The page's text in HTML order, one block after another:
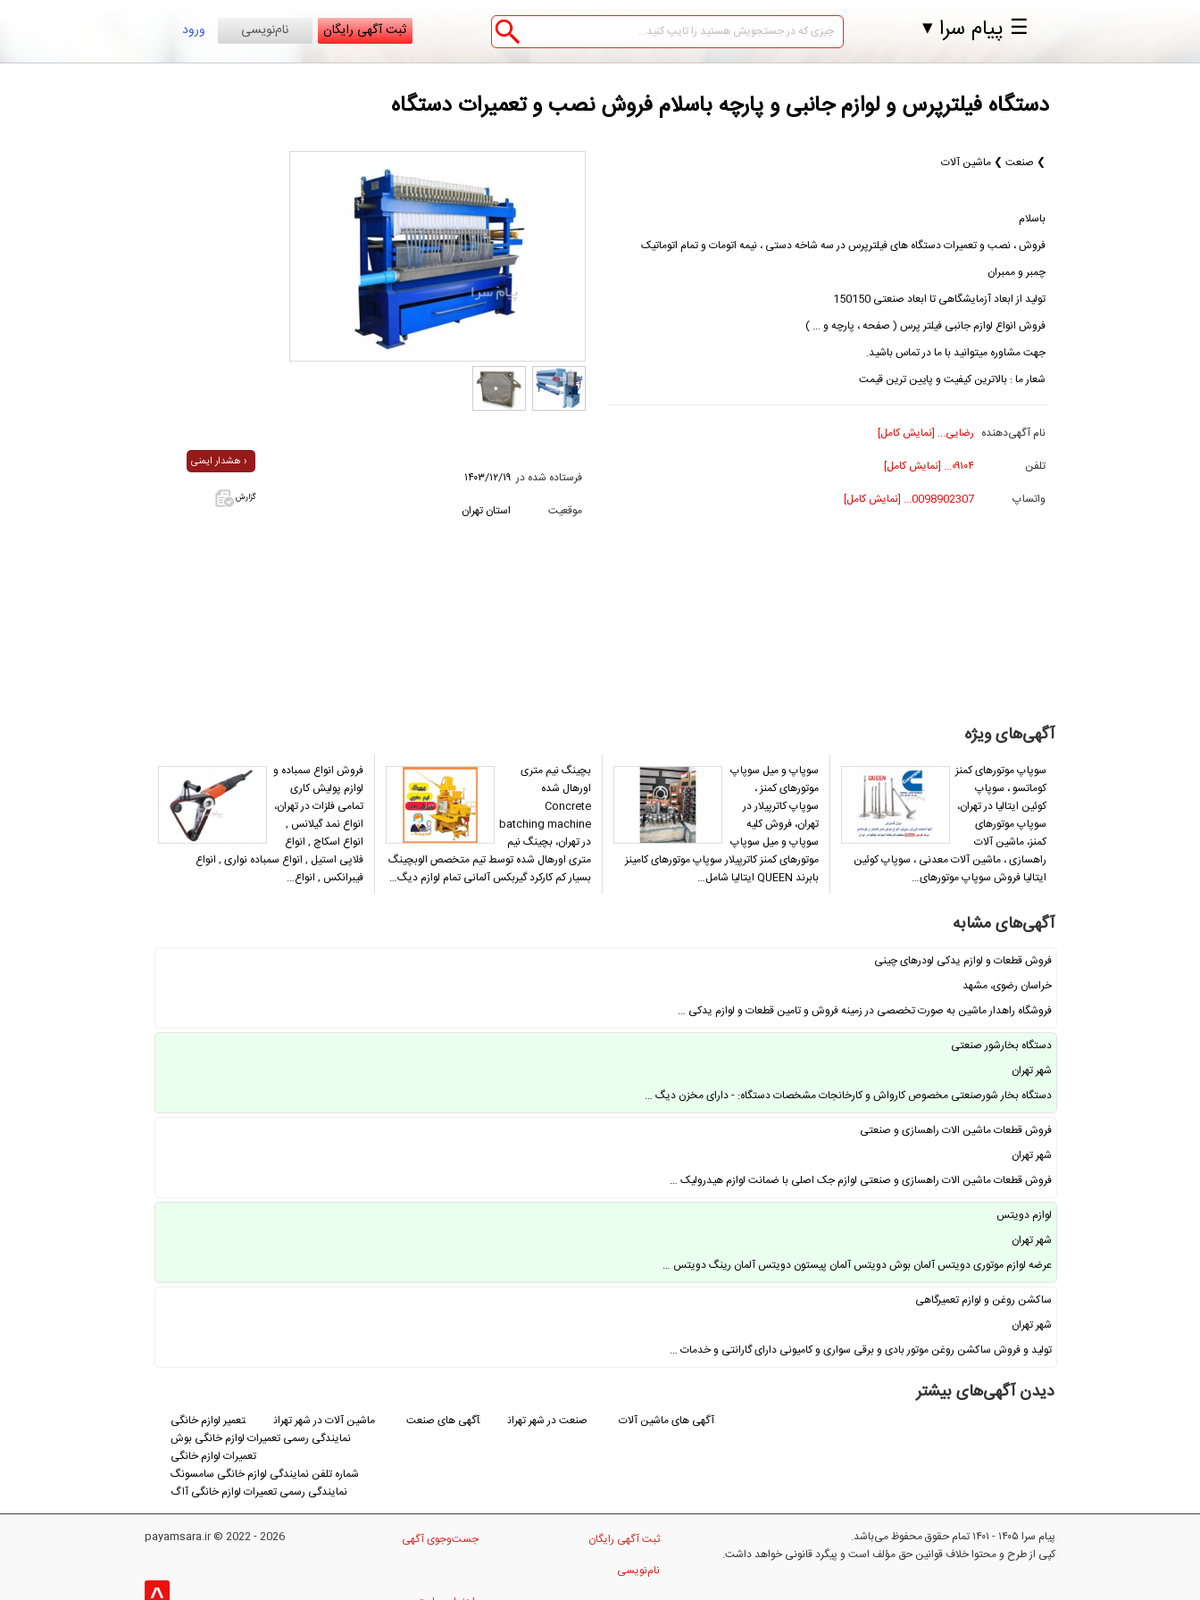
☰ پیام سرا ▾ ورود نام‌نویسی ثبت آگهی رایگان
دستگاه فیلترپرس و لوازم جانبی و پارچه باسلام فروش نصب و تعمیرات دستگاه
❯ صنعت ❯ ماشین آلات
باسلام
فروش ، نصب و تعمیرات دستگاه های فیلترپرس در سه شاخه دستی ، نیمه اتومات و تمام اتوماتیک
چمبر و ممبران
تولید از ابعاد آزمایشگاهی تا ابعاد صنعتی 150150
فروش انواع لوازم جانبی فیلتر پرس ( صفحه ، پارچه و ... )
جهت مشاوره میتوانید با ما در تماس باشید.
شعار ما : بالاترین کیفیت و پایین ترین قیمت
نام آگهی‌دهنده رضایی... [نمایش کامل]
تلفن
۰۹۱۰۴... [نمایش کامل]
واتساپ
0098902307... [نمایش کامل]
هشدار ایمنی ›
گزارش
فرستاده شده در ۱۴۰۳/۱۲/۱۹
موقعیت
استان تهران
آگهی‌های ویژه
سوپاپ موتورهای کمنز
کوماتسو ، سوپاپ
کوئین ایتالیا در تهران،
سوپاپ موتورهای
کمنز، ماشین آلات
راهسازی ، ماشین آلات معدنی ، سوپاپ کوئین
ایتالیا فروش سوپاپ موتورهای…
سوپاپ و میل سوپاپ
موتورهای کمنز ،
سوپاپ کاترپیلار در
تهران، فروش کلیه
سوپاپ و میل سوپاپ
موتورهای کمنز کاترپیلار سوپاپ موتورهای کامینز
بابرند QUEEN ایتالیا شامل…
بچینگ نیم متری
اورهال شده
Concrete
batching machine
در تهران، بچینگ نیم
متری اورهال شده توسط تیم متخصص الوبچینگ
بسیار کم کارکرد گیربکس آلمانی تمام لوازم دیگ…
فروش انواع سمباده و
لوازم پولیش کاری
تمامی فلزات در تهران،
انواع نمد گیلانس ,
انواع اسکاچ , انواع
فلاپی استیل , انواع سمباده نواری , انواع
فیبرانکس , انواع…
آگهی‌های مشابه
فروش قطعات و لوازم یدکی لودرهای چینی
خراسان رضوی، مشهد
فروشگاه راهدار ماشین به صورت تخصصی در زمینه فروش و تامین‌ قطعات و لوازم یدکی …
دستگاه بخارشور صنعتی
شهر تهران
دستگاه بخار شورصنعتی مخصوص کارواش و کارخانجات مشخصات دستگاه: - دارای مخزن دیگ …
فروش قطعات ماشین الات راهسازی و صنعتی
شهر تهران
فروش قطعات ماشین الات راهسازی و صنعتی لوازم جک اصلی با ضمانت لوازم هیدرولیک …
لوازم دویتس
شهر تهران
عرضه لوازم موتوری دویتس آلمان بوش دویتس آلمان پیستون دویتس آلمان رینگ دویتس …
ساکشن روغن و لوازم تعمیرگاهی
شهر تهران
تولید و فروش ساکشن روغن موتور بادی و برقی سواری و کامیونی دارای گارانتی و خدمات …
دیدن آگهی‌های بیشتر
آگهی های ماشین آلات صنعت در شهر تهران آگهی های صنعت ماشین آلات در شهر تهران
تعمیر لوازم خانگی
نمایندگی رسمی تعمیرات لوازم خانگی بوش
تعمیرات لوازم خانگی
شماره تلفن نمایندگی لوازم خانگی سامسونگ
نمایندگی رسمی تعمیرات لوازم خانگی آاگ
پیام سرا ۱۴۰۵ - ۱۴۰۱ تمام حقوق محفوظ می‌باشد.
کپی از طرح و محتوا خلاف قوانین حق مؤلف است و پیگرد قانونی خواهد داشت.
ثبت آگهی رایگان
نام‌نویسی
جست‌وجوی آگهی payamsara.ir © 2022 - 2026